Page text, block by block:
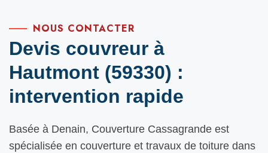
NOUS CONTACTER
Devis couvreur à
Hautmont (59330) :
intervention rapide
Basée à Denain, Couverture Cassagrande est
spécialisée en couverture et travaux de toiture dans